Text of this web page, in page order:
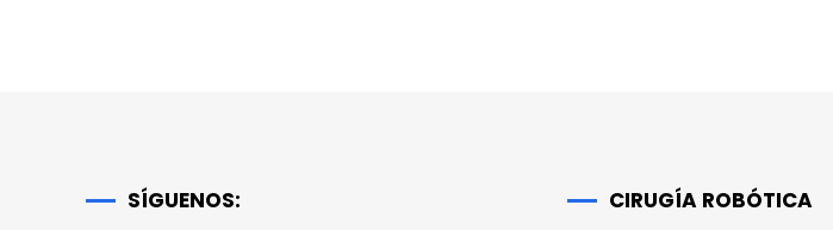
SÍGUENOS: CIRUGÍA ROBÓTICA